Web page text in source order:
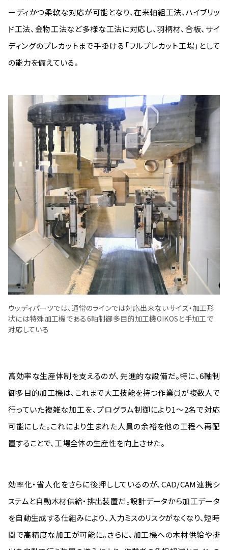
ーディかつ柔軟な対応が可能となり、在来軸組工法、ハイブリッ
ド工法、金物工法など多様な工法に対応し、羽柄材、合板、サイ
ディングのプレカットまで手掛ける「フルプレカット工場」として
の能力を備えている。
ウッディパーツでは、通常のラインでは対応出来ないサイズ・加工形
状には特殊加工機である6軸制御多目的加工機OIKOSと手加工で
対応している
高効率な生産体制を支えるのが、先進的な設備だ。特に、6軸制
御多目的加工機は、これまで大工技能を持つ作業員が複数人で
行っていた複雑な加工を、プログラム制御により1〜2名で対応
可能にした。これにより生まれた人員の余裕を他の工程へ再配
置することで、工場全体の生産性を向上させた。
効率化・省人化をさらに後押ししているのが、CAD/CAM連携シ
ステムと自動木材供給・排出装置だ。設計データから加工データ
を自動生成する仕組みにより、入力ミスのリスクがなくなり、短時
間で高精度な加工が可能に。さらに、加工機への木材供給や排